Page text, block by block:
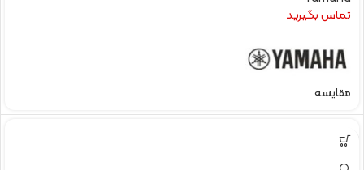
تماس بگیرید
مقایسه